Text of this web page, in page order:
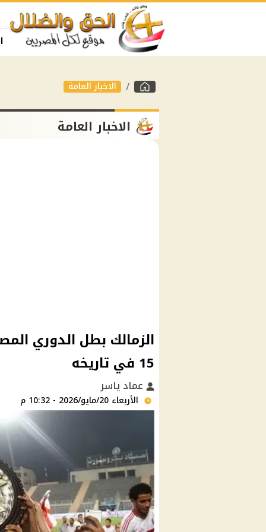
الاخبار العامة
الاخبار العامة
الزمالك بطل الدوري
15 في تاريخه
عماد ياسر
الأربعاء 20/مايو/2026 - 10:32 م